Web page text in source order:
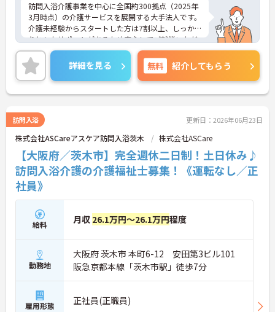
訪問入浴介護事業を中心に全国約300拠点（2025年
3月時点）の介護サービスを展開する大手法人です。
介護未経験からスタートした方は7割以上、しっか
りとしたサポートがあるため安心してご就業いただ
けます。お風呂に入れなくて困っている方に、手を
差し伸べてあげられるとてもやりがいのあるお仕事
です。ご興味ある方には、面接対策ポイントなど、
さらに詳細をお話しいたしますのでお気軽にご相談
ください！
詳細を見る 無料 紹介してもらう
訪問入浴 更新日：2026年06月23日
株式会社ASCareアスケア訪問入浴茨木 株式会社ASCare
【大阪府／茨木市】完全週休二日制！土日休み♪
訪問入浴介護の介護福祉士募集！《運転なし／正
社員》
給料 月収 26.1万円～26.1万円程度
勤務地
大阪府 茨木市 本町6-12 安田第3ビル101
阪急京都本線「茨木市駅」徒歩7分
雇用形態 正社員(正職員)